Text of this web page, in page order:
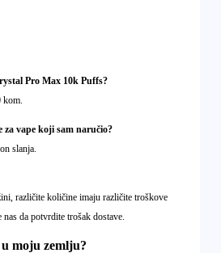
Pro Max 10k Puffs?
kom.
vape koji sam naručio?
slanja.
različite količine imaju različite troškove
da potvrdite trošak dostave.
moju zemlju?